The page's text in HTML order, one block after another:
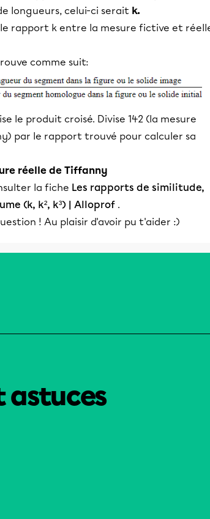
longueurs, celui-ci serait k.
rapport k entre la mesure fictive et
comme suit:
le produit croisé. Divise 142 (la mesure
par le rapport trouvé pour calculer sa
réelle de Tiffanny
la fiche Les rapports de similitude,
(k, k², k³) | Alloprof .
! Au plaisir d'avoir pu t'aider :)
astuces